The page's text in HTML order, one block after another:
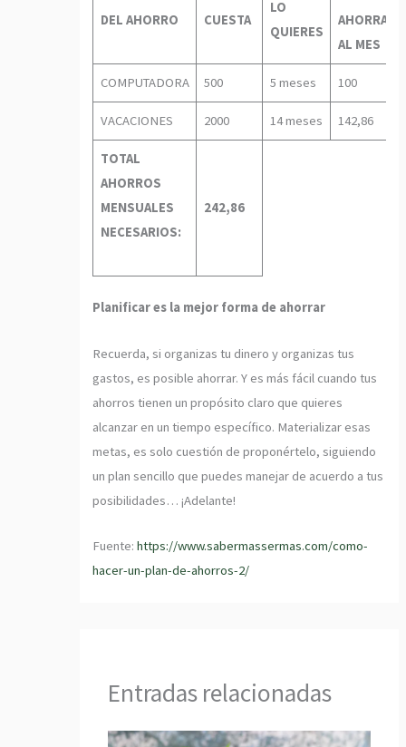
DEL AHORRO
CUESTA
LO
QUIERES
AHORRAR
AL MES
COMPUTADORA 500 5 meses 100
VACACIONES 2000 14 meses 142,86
TOTAL
AHORROS
MENSUALES
NECESARIOS:
242,86
Planificar es la mejor forma de ahorrar
Recuerda, si organizas tu dinero y organizas tus
gastos, es posible ahorrar. Y es más fácil cuando tus
ahorros tienen un propósito claro que quieres
alcanzar en un tiempo específico. Materializar esas
metas, es solo cuestión de proponértelo, siguiendo
un plan sencillo que puedes manejar de acuerdo a tus
posibilidades… ¡Adelante!
Fuente:https://www.sabermassermas.com/como-
hacer-un-plan-de-ahorros-2/
Entradas relacionadas